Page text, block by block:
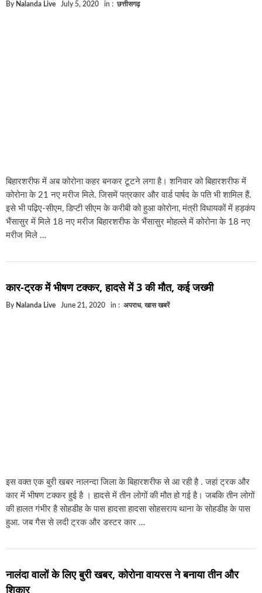
By Nalanda Live July 5, 2020 in : छत्तीसगढ़
बिहारशरीफ में अब कोरोना कहर बनकर टूटने लगा है। शनिवार को बिहारशरीफ में
कोरोना के 21 नए मरीज मिले. जिसमें पत्रकार और वार्ड पार्षद के पति भी शामिल हैं.
इसे भी पढ़िए-सीएम, डिप्टी सीएम के करीबी को हुआ कोरोना, मंत्री विधायकों में हड़कंप
भैंसासुर में मिले 18 नए मरीज बिहारशरीफ के भैंसासुर मोहल्ले में कोरोना के 18 नए
मरीज मिले …
कार-ट्रक में भीषण टक्कर, हादसे में 3 की मौत, कई जख्मी
By Nalanda Live June 21, 2020 in : अपराध, खास खबरें
इस वक्त एक बुरी खबर नालन्दा जिला के बिहारशरीफ से आ रही है . जहां ट्रक और
कार में भीषण टक्कर हुई है । हादसे में तीन लोगों की मौत हो गई है। जबकि तीन लोगों
की हालत गंभीर है सोहडीह के पास हादसा हादसा सोहसराय थाना के सोहडीह के पास
हुआ. जब गैस से लदी ट्रक और डस्टर कार …
नालंदा वालों के लिए बुरी खबर, कोरोना वायरस ने बनाया तीन और
शिकार